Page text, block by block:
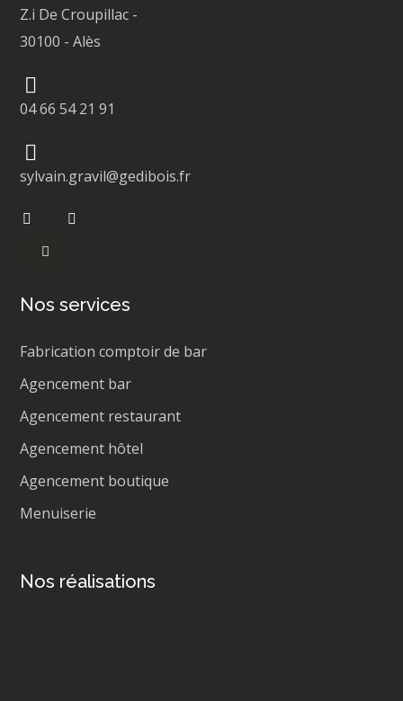
Z.i De Croupillac -
30100 -Alès
04 66 54 21 91
sylvain.gravil@gedibois.fr
Nos services
Fabrication comptoir de bar
Agencement bar
Agencement restaurant
Agencement hôtel
Agencement boutique
Menuiserie
Nos réalisations